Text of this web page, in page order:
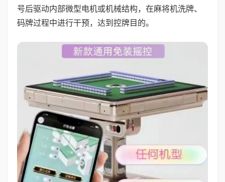
号后驱动内部微型电机或机械结构，在麻将机洗牌、
码牌过程中进行干预，达到控牌目的。